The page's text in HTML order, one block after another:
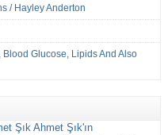
/ Hayley Anderton
Glucose, Lipids And Also
Şık Ahmet Şık'ın